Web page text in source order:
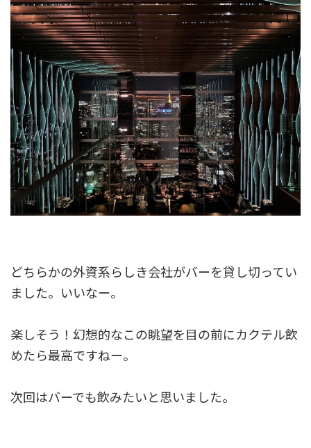
どちらかの外資系らしき会社がバーを貸し切ってい
ました。いいなー。
楽しそう！幻想的なこの眺望を目の前にカクテル飲
めたら最高ですねー。
次回はバーでも飲みたいと思いました。